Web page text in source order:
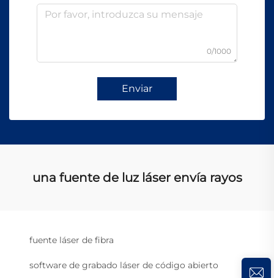
0/1000
Enviar
una fuente de luz láser envía rayos
fuente láser de fibra
software de grabado láser de código abierto